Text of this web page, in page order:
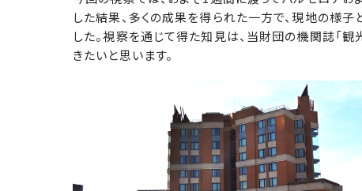
した結果、多くの成果を得られた一方で、現地の様
した。視察を通じて得た知見は、当財団の機関誌「
きたいと思います。